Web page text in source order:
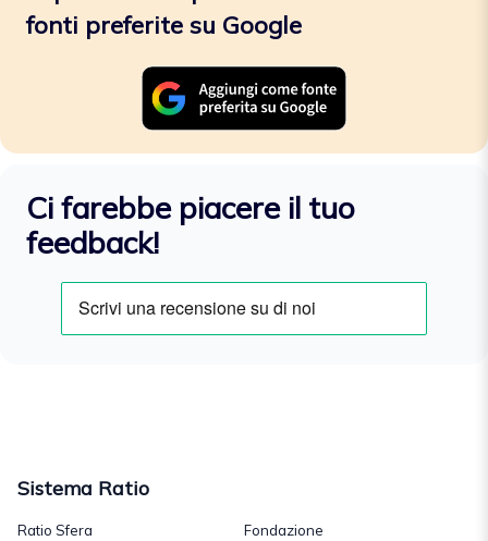
fonti preferite su Google
Ci farebbe piacere il tuo
feedback!
Sistema Ratio
Ratio Sfera
Fondazione